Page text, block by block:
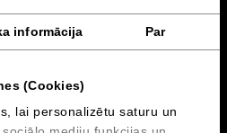
informācija Par
(Cookies)
lai personalizētu saturu un